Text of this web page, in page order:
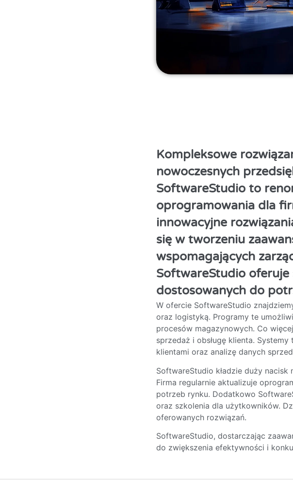
Kompleksowe
nowoczesnych
SoftwareStudio to
oprogramowania dla
innowacyjne
się w tworzeniu
wspomagających
SoftwareStudio
dostosowanych do
W ofercie SoftwareStudio
oraz logistyką. Programy te
procesów magazynowych. Co
sprzedaż i obsługę klienta.
klientami oraz analizę danych
SoftwareStudio kładzie duży nacisk
Firma regularnie aktualizuje
potrzeb rynku. Dodatkowo
oraz szkolenia dla użytkowników.
oferowanych rozwiązań.
SoftwareStudio, dostarczając
do zwiększenia efektywności i